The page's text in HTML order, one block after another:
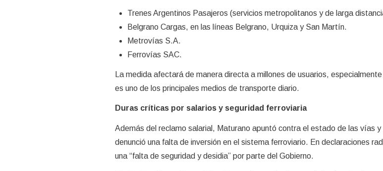
Trenes Argentinos Pasajeros (servicios metropolitanos y de larga
Belgrano Cargas, en las líneas Belgrano, Urquiza y San Martín.
Metrovías S.A.
Ferrovías SAC.
La medida afectará de manera directa a millones de usuarios,
es uno de los principales medios de transporte diario.
Duras críticas por salarios y seguridad ferroviaria
Además del reclamo salarial, Maturano apuntó contra el estado de las vías
denunció una falta de inversión en el sistema ferroviario. En declaraciones
una “falta de seguridad y desidia” por parte del Gobierno.